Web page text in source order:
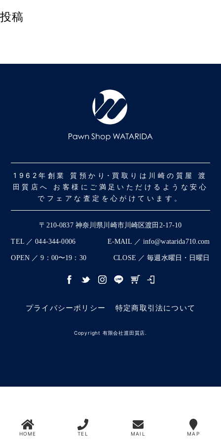
投稿
1962年創業 質預かり･買取りは川崎の質屋 渡
田質店へ お客様にご満足いただけるような安心
でフェアな査定を心がけています。
〒210-0837 神奈川県川崎市川崎区渡田2-17-10
TEL ／ 044-344-0006 E-MAIL ／ info@watarida710.com
OPEN ／ 9：00〜19：30 CLOSE ／ 毎週水曜日・日曜日
プライバシーポリシー 特定商取引法について
Copyright 有限会社渡田質店.
HOME TEL MAIL MAP